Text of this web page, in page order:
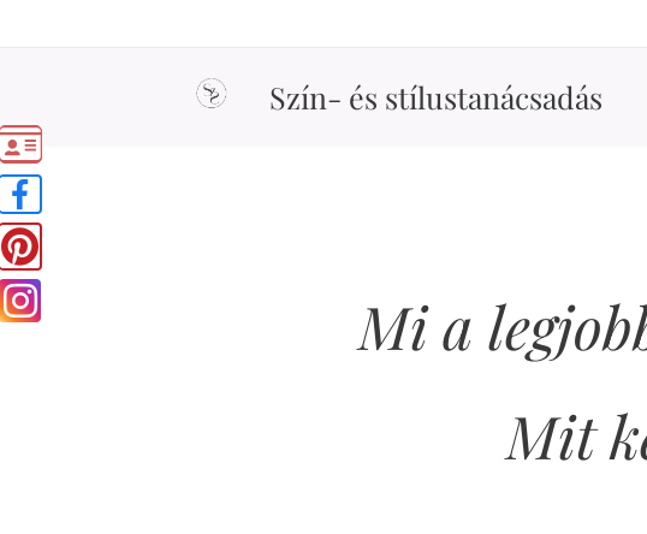
Szín- és stílustanácsadás
Mi a
Mit